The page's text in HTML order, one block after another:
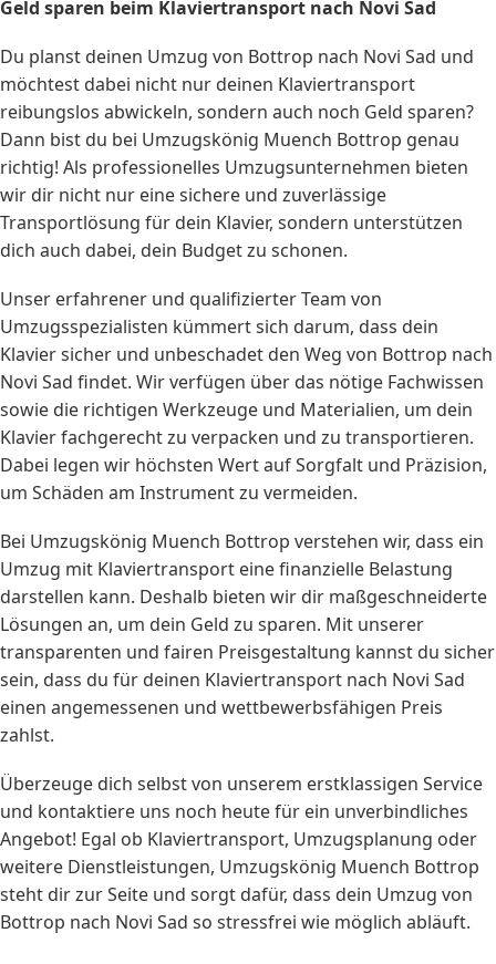
Geld sparen beim Klaviertransport nach Novi Sad
Du planst deinen Umzug von Bottrop nach Novi Sad und
möchtest dabei nicht nur deinen Klaviertransport
reibungslos abwickeln, sondern auch noch Geld sparen?
Dann bist du bei Umzugskönig Muench Bottrop genau
richtig! Als professionelles Umzugsunternehmen bieten
wir dir nicht nur eine sichere und zuverlässige
Transportlösung für dein Klavier, sondern unterstützen
dich auch dabei, dein Budget zu schonen.
Unser erfahrener und qualifizierter Team von
Umzugsspezialisten kümmert sich darum, dass dein
Klavier sicher und unbeschadet den Weg von Bottrop nach
Novi Sad findet. Wir verfügen über das nötige Fachwissen
sowie die richtigen Werkzeuge und Materialien, um dein
Klavier fachgerecht zu verpacken und zu transportieren.
Dabei legen wir höchsten Wert auf Sorgfalt und Präzision,
um Schäden am Instrument zu vermeiden.
Bei Umzugskönig Muench Bottrop verstehen wir, dass ein
Umzug mit Klaviertransport eine finanzielle Belastung
darstellen kann. Deshalb bieten wir dir maßgeschneiderte
Lösungen an, um dein Geld zu sparen. Mit unserer
transparenten und fairen Preisgestaltung kannst du sicher
sein, dass du für deinen Klaviertransport nach Novi Sad
einen angemessenen und wettbewerbsfähigen Preis
zahlst.
Überzeuge dich selbst von unserem erstklassigen Service
und kontaktiere uns noch heute für ein unverbindliches
Angebot! Egal ob Klaviertransport, Umzugsplanung oder
weitere Dienstleistungen, Umzugskönig Muench Bottrop
steht dir zur Seite und sorgt dafür, dass dein Umzug von
Bottrop nach Novi Sad so stressfrei wie möglich abläuft.